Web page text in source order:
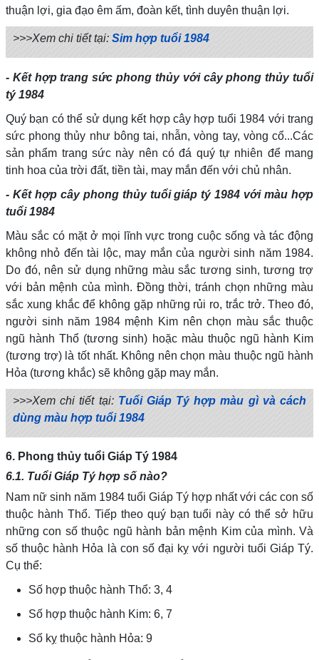
thuận lợi, gia đạo êm ấm, đoàn kết, tình duyên thuận lợi.
>>>Xem chi tiết tại: Sim hợp tuổi 1984
- Kết hợp trang sức phong thủy với cây phong thủy tuổi
tý 1984
Quý bạn có thể sử dụng kết hợp cây hợp tuổi 1984 với trang
sức phong thủy như bông tai, nhẫn, vòng tay, vòng cổ...Các
sản phẩm trang sức này nên có đá quý tự nhiên để mang
tinh hoa của trời đất, tiền tài, may mắn đến với chủ nhân.
- Kết hợp cây phong thủy tuổi giáp tý 1984 với màu hợp
tuổi 1984
Màu sắc có mặt ở mọi lĩnh vực trong cuộc sống và tác động
không nhỏ đến tài lộc, may mắn của người sinh năm 1984.
Do đó, nên sử dụng những màu sắc tương sinh, tương trợ
với bản mệnh của mình. Đồng thời, tránh chọn những màu
sắc xung khắc để không gặp những rủi ro, trắc trở. Theo đó,
người sinh năm 1984 mệnh Kim nên chọn màu sắc thuộc
ngũ hành Thổ (tương sinh) hoặc màu thuộc ngũ hành Kim
(tương trợ) là tốt nhất. Không nên chọn màu thuộc ngũ hành
Hỏa (tương khắc) sẽ không gặp may mắn.
>>>Xem chi tiết tại: Tuổi Giáp Tý hợp màu gì và cách
dùng màu hợp tuổi 1984
6. Phong thủy tuổi Giáp Tý 1984
6.1. Tuổi Giáp Tý hợp số nào?
Nam nữ sinh năm 1984 tuổi Giáp Tý hợp nhất với các con số
thuộc hành Thổ. Tiếp theo quý bạn tuổi này có thể sở hữu
những con số thuộc ngũ hành bản mệnh Kim của mình. Và
số thuộc hành Hỏa là con số đại kỵ với người tuổi Giáp Tý.
Cụ thể:
Số hợp thuộc hành Thổ: 3, 4
Số hợp thuộc hành Kim: 6, 7
Số kỵ thuộc hành Hỏa: 9